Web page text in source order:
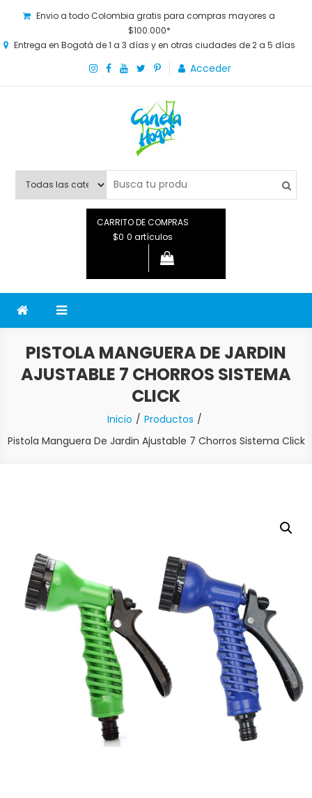
Envio a todo Colombia gratis para compras mayores a
$100.000*
Entrega en Bogotá de 1 a 3 días y en otras ciudades de 2 a 5 días
Acceder
Canela Hogar
novedosos productos para grandes y chicos, además de lo
que necesitas saber para disfrutar tu hogar.
CARRITO DE COMPRAS
$0 0 artículos
PISTOLA MANGUERA DE JARDIN
AJUSTABLE 7 CHORROS SISTEMA
CLICK
Inicio
Productos
Pistola Manguera De Jardin Ajustable 7 Chorros Sistema Click